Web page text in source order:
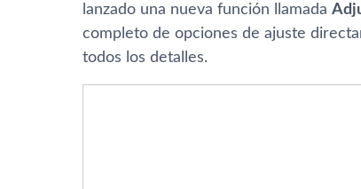
lanzado una nueva función llamada
completo de opciones de ajuste
todos los detalles.